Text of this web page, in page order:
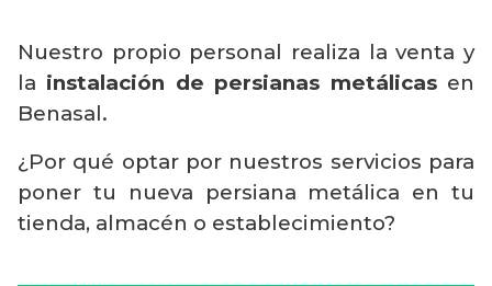
Nuestro propio personal realiza la venta y
la instalación de persianas metálicasen
Benasal.
¿Por qué optar por nuestros servicios para
poner tu nueva persiana metálica en tu
tienda, almacén o establecimiento?